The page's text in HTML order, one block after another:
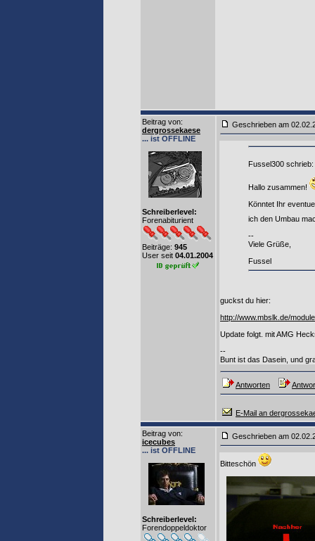
Beitrag von:
dergrossekaese
... ist OFFLINE
Schreiberlevel:
Forenabiturient
Beiträge: 945
User seit 04.01.2004
Geschrieben am
Fussel300 schrieb:
Hallo zusammen!
Könntet Ihr
ich den Umbau
--
Viele Grüße,
Fussel
guckst du hier:
http://www.mbslk.de/
Update folgt. mit AMG
--
Bunt ist das Dasein, und
Antworten
E-Mail an
Beitrag von:
icecubes
... ist OFFLINE
Schreiberlevel:
Forendoppeldoktor
Geschrieben am
Bitteschön